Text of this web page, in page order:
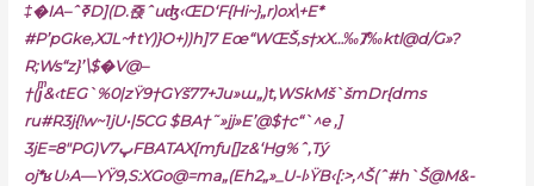
‡�IA–ˆߧD](D.죥ˆuʤ‹ŒD‘F{Hi~}„r)ox\+E*
#P’pGke‚XJL~ϯtY)}O+))h]7 Eœ“WŒŠ,s†xX…‰Ⱦ‰ktl@d/G»?
R;Ws“z}’\$�V@–
†(jͫ&‹tEG`%0|zŸ9†GYš77+Ju»ɯ„)t‚WSkMš`šmDr{dms
ru#R3j{!w~1jU•|5CG $BA†˜»jj»E’@$†c“`^e ,]
3jE=8″PG)Vپ7FBATAX[mƒu[]z&‘Hg%ˆ,Tý
oj*ʁU›A—YŸ9‚S:XGo@=ma„(Eh2„»_U-l›ŸB‹[:>‚^Š(ˆ#h`Š@M&-